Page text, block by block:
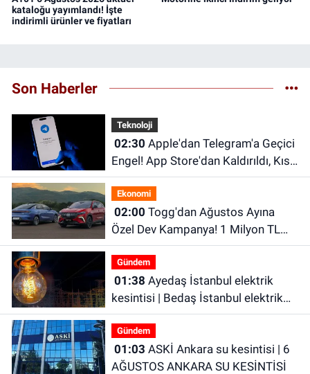
kataloğu yayımlandı! İşte
indirimli ürünler ve fiyatları
Son Haberler
Teknoloji
02:30
Engel! App Store'dan Kaldırıldı, Kısa
Süre Sonra Geri Döndü
Ekonomi
02:00
Özel Dev Kampanya! 1 Milyon TL
Faizsiz Kredi ve Şarj İndirimi Fırsatı
Gündem
01:38
kesintisi | Bedaş İstanbul elektrik
kesintisi | İstanbul’da 21 ilçede
elektrik kesintisi!
Gündem
01:03
AĞUSTOS ANKARA SU KESİNTİSİ